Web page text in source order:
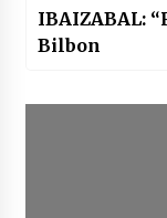
IBAIZABAL:
Bilbon